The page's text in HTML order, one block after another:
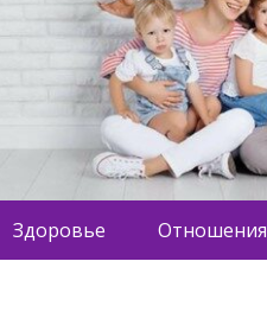
Здоровье Отношения